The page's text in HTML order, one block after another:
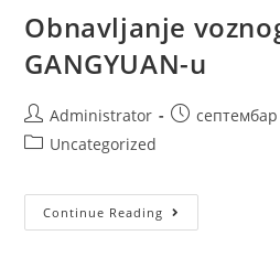
Obnavljanje
GANGYUAN-u
Administrator
септембар
Uncategorized
Continue Reading